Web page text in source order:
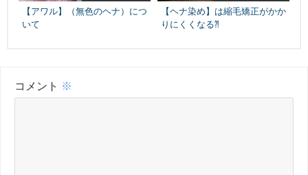
【アワル】（無色のヘナ）につ
いて
【ヘナ染め】は縮毛矯正がかか
りにくくなる⁈
コメント ※